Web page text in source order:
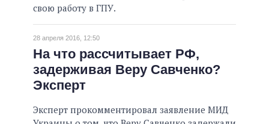
свою работу в ГПУ.
28 апреля 2016, 12:50
На что рассчитывает РФ,
задерживая Веру Савченко?
Эксперт
Эксперт прокомментировал заявление МИД